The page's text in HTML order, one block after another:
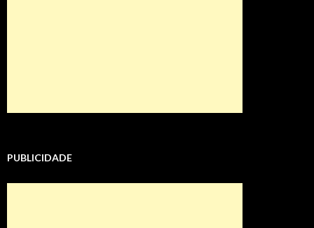
PUBLICIDADE